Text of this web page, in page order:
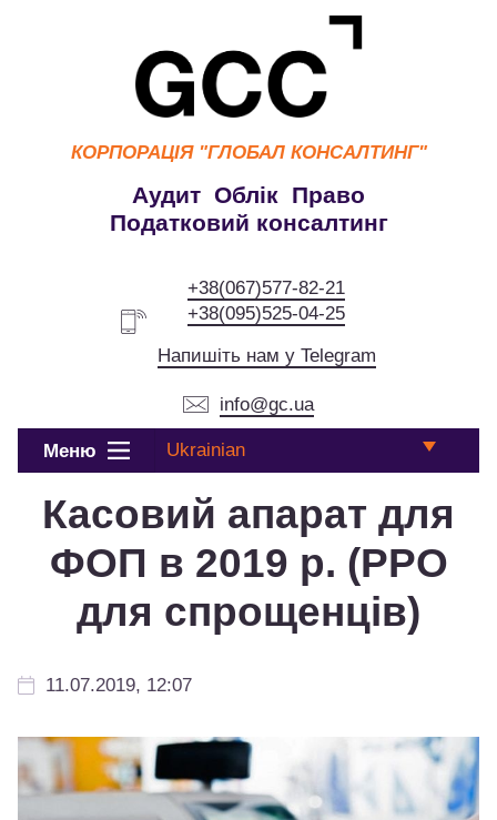
КОРПОРАЦІЯ "ГЛОБАЛ КОНСАЛТИНГ"
Аудит Облік Право
Податковий консалтинг
+38(067)577-82-21
+38(095)525-04-25
Напишіть нам у Telegram
info@gc.ua
Меню Ukrainian
Касовий апарат для
ФОП в 2019 р. (РРО
для спрощенців)
11.07.2019, 12:07